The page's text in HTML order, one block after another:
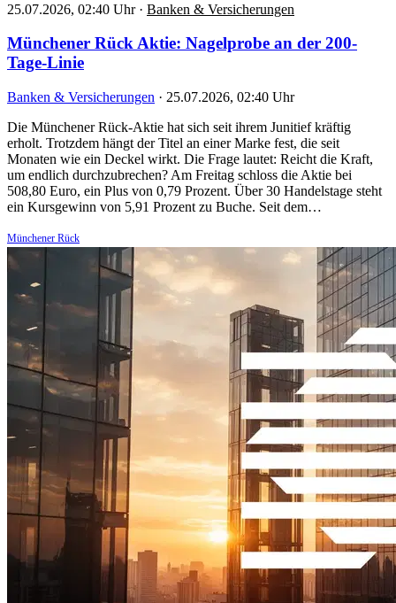
25.07.2026, 02:40 Uhr · Banken & Versicherungen
Münchener Rück Aktie: Nagelprobe an der 200-
Tage-Linie
Banken & Versicherungen · 25.07.2026, 02:40 Uhr
Die Münchener Rück-Aktie hat sich seit ihrem Junitief kräftig
erholt. Trotzdem hängt der Titel an einer Marke fest, die seit
Monaten wie ein Deckel wirkt. Die Frage lautet: Reicht die Kraft,
um endlich durchzubrechen? Am Freitag schloss die Aktie bei
508,80 Euro, ein Plus von 0,79 Prozent. Über 30 Handelstage steht
ein Kursgewinn von 5,91 Prozent zu Buche. Seit dem…
Münchener Rück